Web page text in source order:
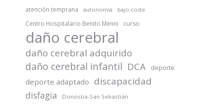
atención temprana autonomía bajo coste
Centro Hospitalario Benito Menni curso
daño cerebral
daño cerebral adquirido
daño cerebral infantil DCA deporte
deporte adaptado discapacidad
disfagia Donostia-San Sebastián